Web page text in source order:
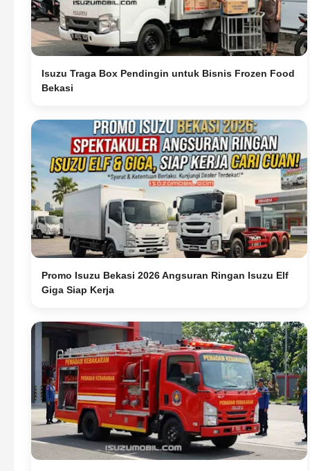
Isuzu Traga Box Pendingin untuk Bisnis Frozen Food
Bekasi
Promo Isuzu Bekasi 2026 Angsuran Ringan Isuzu Elf
Giga Siap Kerja